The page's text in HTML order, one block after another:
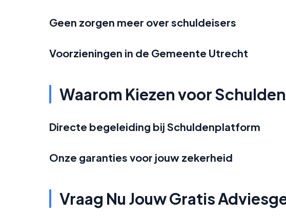
Geen zorgen meer over schuldeisers
Voorzieningen in de Gemeente Utrecht
Waarom Kiezen voor
Directe begeleiding bij Schuldenplatform
Onze garanties voor jouw zekerheid
Vraag Nu Jouw Gratis